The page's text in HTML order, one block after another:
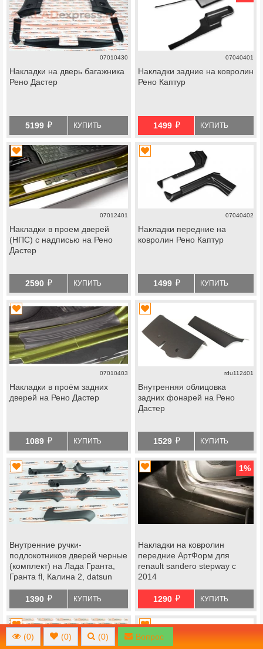
07010430
Накладки на дверь багажника
Рено Дастер
5199 й КУПИТЬ
07040401
Накладки задние на ковролин
Рено Каптур
1499 й КУПИТЬ
07012401
Накладки в проем дверей
(НПС) с надписью на Рено
Дастер
2590 й КУПИТЬ
07040402
Накладки передние на
ковролин Рено Каптур
1499 й КУПИТЬ
07010403
Накладки в проём задних
дверей на Рено Дастер
1089 й КУПИТЬ
rdu112401
Внутренняя облицовка
задних фонарей на Рено
Дастер
1529 й КУПИТЬ
Внутренние ручки-
подлокотников дверей черные
(комплект) на Лада Гранта,
Гранта fl, Калина 2, datsun
1390 й КУПИТЬ
1%
Накладки на ковролин
передние АртФорм для
renault sandero stepway с
2014
1290 й КУПИТЬ
(0) (0) (0) Вопрос